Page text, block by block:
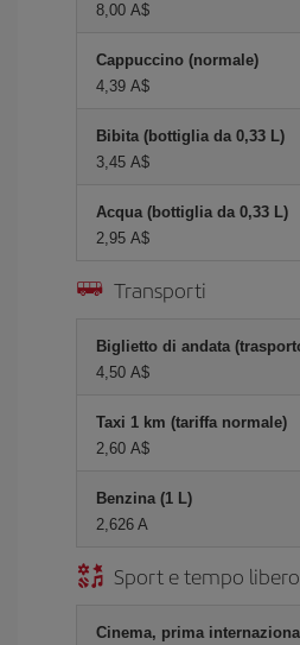
8,00 A$
Cappuccino (normale)
4,39 A$
Bibita (bottiglia da 0,33 L)
3,45 A$
Acqua (bottiglia da 0,33 L)
2,95 A$
Transporti
Biglietto di andata
4,50 A$
Taxi 1 km (tariffa normale)
2,60 A$
Benzina (1 L)
2,626 A
Sport e tempo libero
Cinema, prima